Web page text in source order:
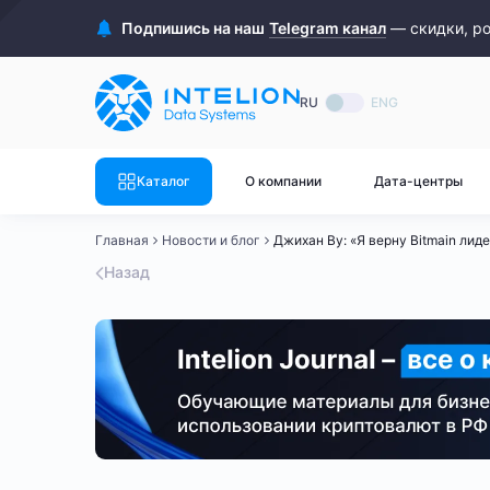
Подпишись на наш Telegram канал — скидки,
RU ENG
Каталог О компании Дата-центры
ASIC майнеры
Bitmain
Innosilicon
Iceriver
Смотреть весь каталог
Готовый
Готовый
Готовый
Готовый
Готовый
Главная Новости и блог Джихан Ву: «Я верну Bitmain
Назад